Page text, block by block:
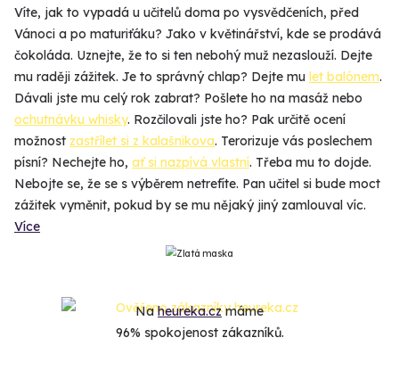
Víte, jak to vypadá u učitelů doma po vysvědčeních, před
Vánoci a po maturiťáku? Jako v květinářství, kde se prodává
čokoláda. Uznejte, že to si ten nebohý muž nezaslouží. Dejte
mu raději zážitek. Je to správný chlap? Dejte mu let balónem.
Dávali jste mu celý rok zabrat? Pošlete ho na masáž nebo
ochutnávku whisky. Rozčilovali jste ho? Pak určitě ocení
možnost zastřílet si z kalašnikova. Terorizuje vás poslechem
písní? Nechejte ho, ať si nazpívá vlastní. Třeba mu to dojde.
Nebojte se, že se s výběrem netrefíte. Pan učitel si bude moct
zážitek vyměnit, pokud by se mu nějaký jiný zamlouval víc.
Více
Naheureka.czmáme
96% spokojenost zákazníků.